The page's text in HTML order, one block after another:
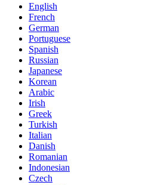
English
French
German
Portuguese
Spanish
Russian
Japanese
Korean
Arabic
Irish
Greek
Turkish
Italian
Danish
Romanian
Indonesian
Czech